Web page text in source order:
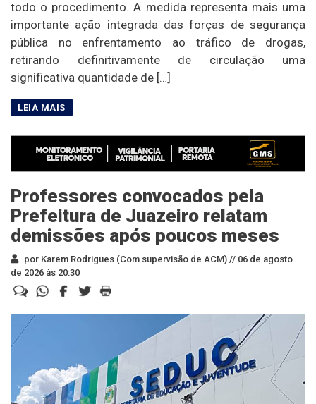
todo o procedimento. A medida representa mais uma
importante ação integrada das forças de segurança
pública no enfrentamento ao tráfico de drogas,
retirando definitivamente de circulação uma
significativa quantidade de […]
Professores convocados pela
Prefeitura de Juazeiro relatam
demissões após poucos meses
por Karem Rodrigues (Com supervisão de ACM) // 06 de agosto
de 2026 às 20:30